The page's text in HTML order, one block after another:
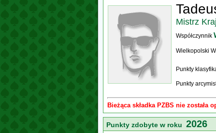
Mistrz
Współczynnik
Wielkopolski
Punkty
Punkty
Bieżąca składka PZBS nie została
Punkty zdobyte w roku 2026